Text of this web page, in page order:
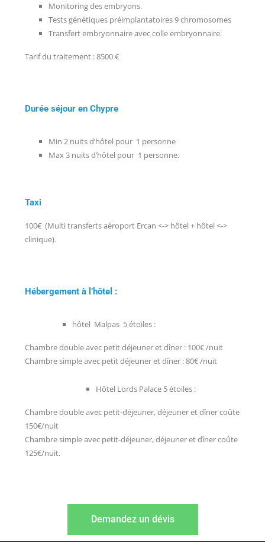
Monitoring des embryons.
Tests génétiques préimplantatoires 9 chromosomes
Transfert embryonnaire avec colle embryonnaire.
Tarif du traitement : 8500 €
Durée séjour en Chypre
Min 2 nuits d’hôtel pour 1 personne
Max 3 nuits d’hôtel pour 1 personne.
Taxi
100€ (Multi transferts aéroport Ercan <-> hôtel + hôtel <->
clinique).
Hébergement à l’hôtel :
hôtel Malpas 5 étoiles :
Chambre double avec petit déjeuner et dîner : 100€ /nuit
Chambre simple avec petit déjeuner et dîner : 80€ /nuit
Hôtel Lords Palace 5 étoiles :
Chambre double avec petit-déjeuner, déjeuner et dîner coûte
150€/nuit
Chambre simple avec petit-déjeuner, déjeuner et dîner coûte
125€/nuit.
Demandez un dévis